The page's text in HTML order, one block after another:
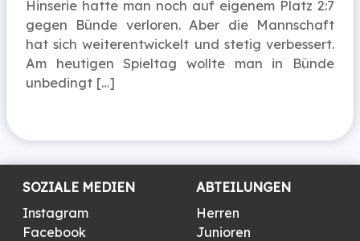
Hinserie hatte man noch auf eigenem Platz 2:7
gegen Bünde verloren. Aber die Mannschaft
hat sich weiterentwickelt und stetig verbessert.
Am heutigen Spieltag wollte man in Bünde
unbedingt […]
SOZIALE MEDIEN
Instagram
Facebook
ABTEILUNGEN
Herren
Junioren